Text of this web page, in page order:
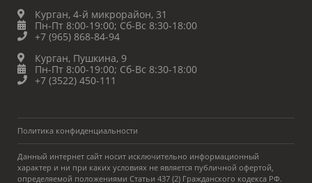
Курган, 4-й микрорайон, 31
Пн-Пт 8:00-19:00; Сб-Вс 8:30-18:00
+7 (965) 868-84-94
Курган, Пушкина, 9
Пн-Пт 8:00-19:00; Сб-Вс 8:30-18:00
+7 (3522) 450-111
Политика конфиденциальности
Данный интернет сайт носит исключительно информационный
характер и ни при каких условиях не является публичной офертой,
определяемой положениями Статьи 437 (2) Гражданского кодекса РФ.